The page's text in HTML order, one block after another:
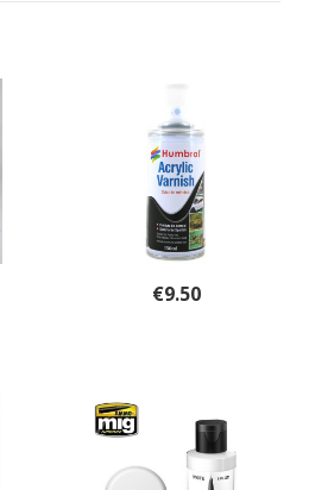
€9.50